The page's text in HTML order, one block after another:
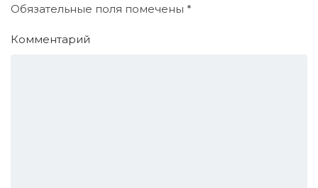
Обязательные поля помечены *
Комментарий